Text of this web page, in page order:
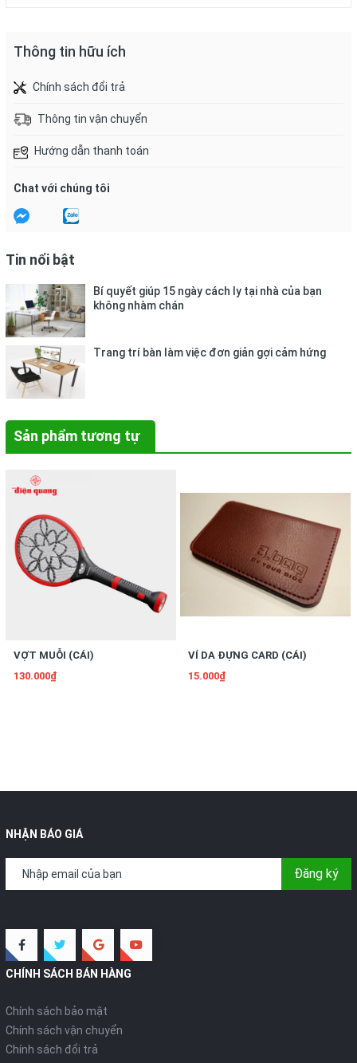
Thông tin hữu ích
Chính sách đổi trả
Thông tin vận chuyển
Hướng dẫn thanh toán
Chat với chúng tôi
Tin nổi bật
Bí quyết giúp 15 ngày cách ly tại nhà của bạn
không nhàm chán
Trang trí bàn làm việc đơn giản gợi cảm hứng
Sản phẩm tương tự
VỢT MUỖI (CÁI)
130.000₫
VÍ DA ĐỰNG CARD (CÁI)
15.000₫
NHẬN BÁO GIÁ
Đăng ký
CHÍNH SÁCH BÁN HÀNG
Chính sách bảo mật
Chính sách vận chuyển
Chính sách đổi trả